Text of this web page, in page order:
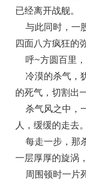
已经离开战舰。
与此同时，一
四面八方疯狂的
呼~方圆百里，
冷漠的杀气，
的死气，切割出
杀气风之中，
人，缓缓的走去。
每走一步，那
一层厚厚的旋涡
周围顿时一片